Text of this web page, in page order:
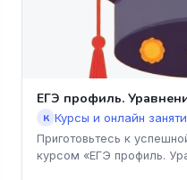
ЕГЭ профиль.
К
Приготовьтесь к
курсом «ЕГЭ профиль.